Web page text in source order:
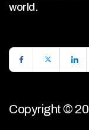
world.
Copyright ©